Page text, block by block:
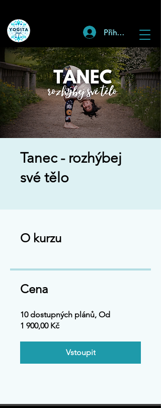
Přihlásit
Tanec - rozhýbej
své tělo
O kurzu
Cena
10 dostupných plánů, Od
1 900,00 Kč
Vstoupit